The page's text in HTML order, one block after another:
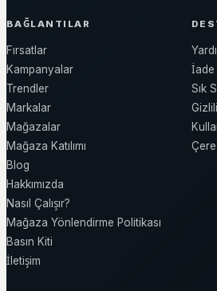
BAĞLANTILAR
Fırsatlar
Kampanyalar
Trendler
Markalar
Mağazalar
Mağaza Katılımı
Blog
Hakkımızda
Nasıl Çalışır?
Mağaza Yönlendirme Politikası
Basın Kiti
İletişim
İade
Sık